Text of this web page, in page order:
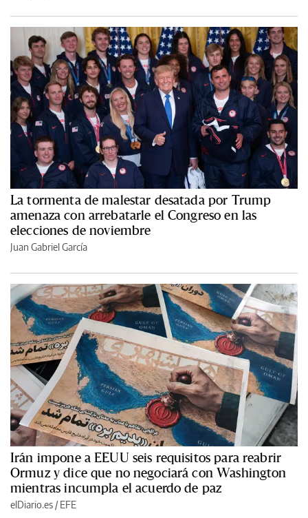
La tormenta de malestar desatada por Trump
amenaza con arrebatarle el Congreso en las
elecciones de noviembre
Juan Gabriel García
Irán impone a EEUU seis requisitos para reabrir
Ormuz y dice que no negociará con Washington
mientras incumpla el acuerdo de paz
elDiario.es /EFE